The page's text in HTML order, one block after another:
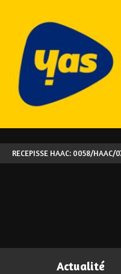
RECEPISSE HAAC: 0058/
Actualité